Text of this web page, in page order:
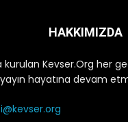
HAKKIMIZDA
kurulan Kevser.Org her
hayatına devam